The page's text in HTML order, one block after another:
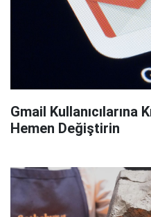
Gmail
Hemen Değiştirin